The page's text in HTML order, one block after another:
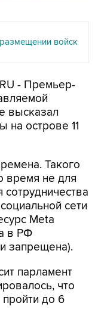
войск
- Премьер-
высказал
острове 11
Такого
время не для
сети
Meta
в РФ
запрещена).
парламент
что
до 6